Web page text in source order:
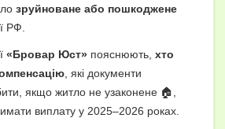
зруйноване або пошкоджене
РФ.
«Бровар Юст» пояснюють, хто
, які документи
якщо житло не узаконене 🏠,
виплату у 2025–2026 роках.